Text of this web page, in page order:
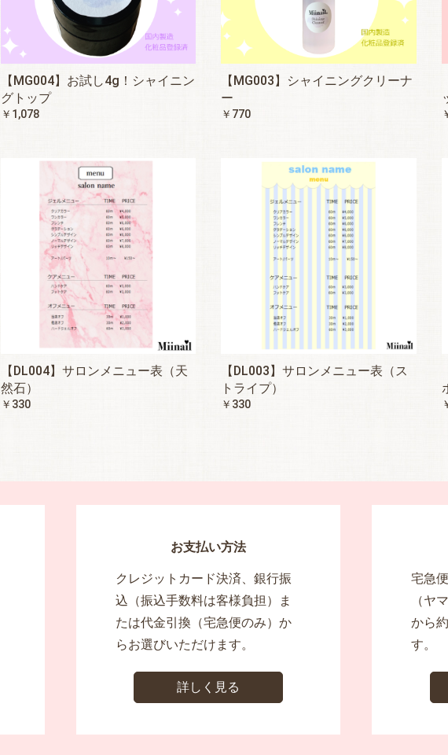
【MG004】お試し4g！シャイニン
グトップ
￥1,078
【MG003】シャイニングクリーナ
ー
￥770
【DL004】サロンメニュー表（天
然石）
￥330
【DL003】サロンメニュー表（ス
トライプ）
￥330
お支払い方法
クレジットカード決済、銀行振
込（振込手数料は客様負担）ま
たは代金引換（宅急便のみ）か
らお選びいただけます。
詳しく見る
宅急
（ヤ
から
す。